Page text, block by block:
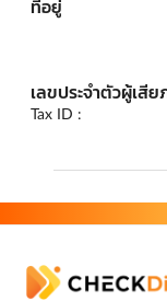
ที่อยู่
เลขประจำตัวผู้เสี
Tax ID :